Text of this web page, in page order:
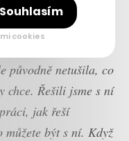
roviny. Bylo jí zle.
původně netušila, co
chce. Řešili jsme s ní
jak řeší
být s ní. Když
Souhlasím
cookies